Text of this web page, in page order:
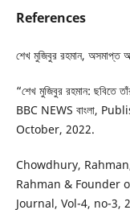
References
শেখ মুজিবুর রহমান, অসমাপ্ত
“শেখ মুজিবুর রহমান: ছবিতে
BBC NEWS বাংলা,
October, 2022.
Chowdhury,
Rahman & Founder
Journal, Vol-4, no-3,